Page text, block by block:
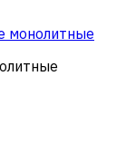
монолитные